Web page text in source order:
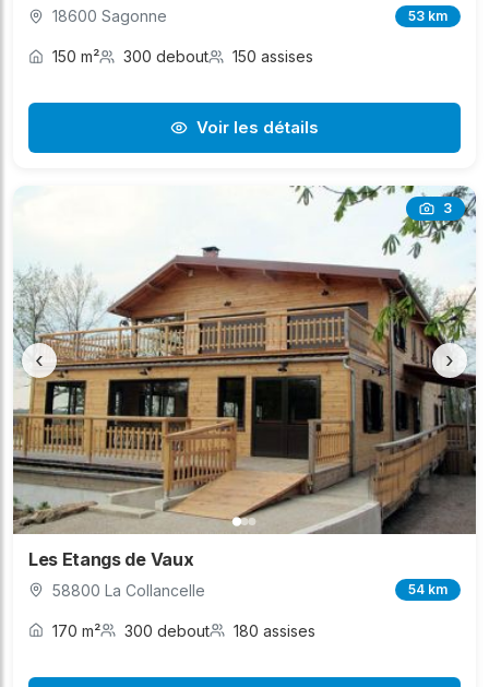
18600 Sagonne 53 km
150 m² 300 debout 150 assises
Voir les détails
3
‹ ›
Les Etangs de Vaux
58800 La Collancelle 54 km
170 m² 300 debout 180 assises